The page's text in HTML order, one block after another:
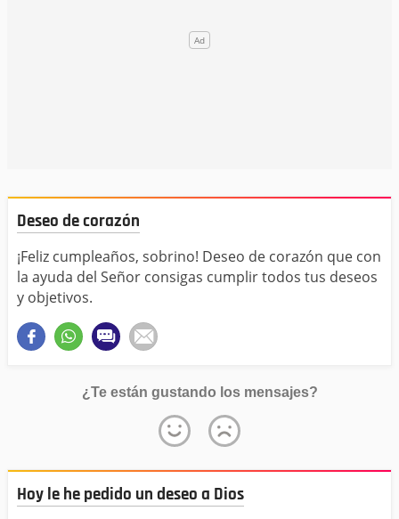
Deseo de corazón
¡Feliz cumpleaños, sobrino! Deseo de corazón que con
la ayuda del Señor consigas cumplir todos tus deseos
y objetivos.
¿Te están gustando los mensajes?
Hoy le he pedido un deseo a Dios